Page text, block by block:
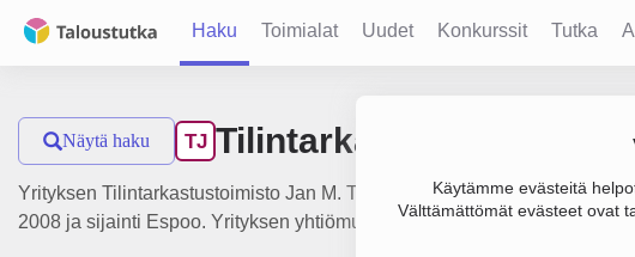
Haku Toimialat Uudet Konkurssit Tutka
Käytämme evästeitä
Välttämättömät evästeet ovat
Näytä haku TJ Tilintarkastustoimisto
Yrityksen Tilintarkastustoimisto Jan M. Toppari Oy liikevaihto on 324
2008 ja sijainti Espoo. Yrityksen yhtiömuoto Osakeyhtiö (OY).